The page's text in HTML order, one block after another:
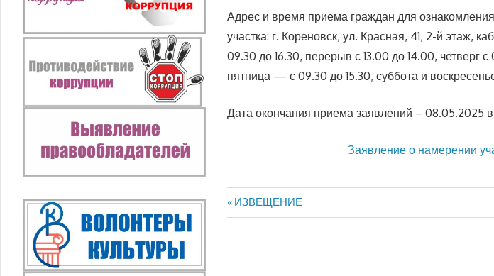
Адрес и время приема граждан для
участка: г. Кореновск, ул. Красная, 41, 2-й этаж,
09.30 до 16.30, перерыв с 13.00 до 14.00, четверг
пятница — с 09.30 до 15.30, суббота и
Дата окончания приема заявлений – 08.05.2025 в
Заявление о намерении
Навигация
Предыдущая
запись:
ИЗВЕЩЕНИЕ